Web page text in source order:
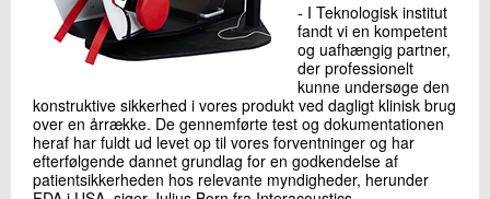
- I Teknologisk institut
fandt vi en kompetent
og uafhængig partner,
der professionelt
kunne undersøge den
konstruktive sikkerhed i vores produkt ved dagligt klinisk brug
over en årrække. De gennemførte test og dokumentationen
heraf har fuldt ud levet op til vores forventninger og har
efterfølgende dannet grundlag for en godkendelse af
patientsikkerheden hos relevante myndigheder, herunder